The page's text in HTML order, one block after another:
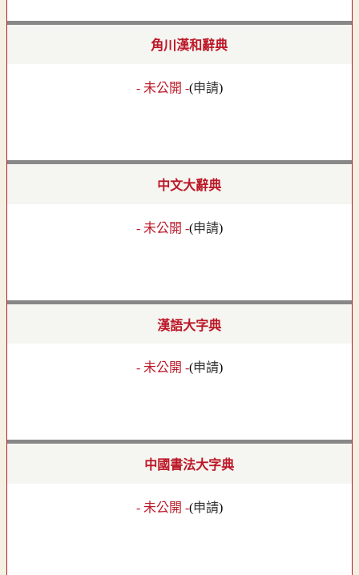
角川漢和辭典
- 未公開 -(申請)
中文大辭典
- 未公開 -(申請)
漢語大字典
- 未公開 -(申請)
中國書法大字典
- 未公開 -(申請)